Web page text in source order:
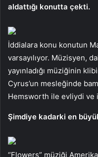
aldattığı konutta çekti.
İddialara konu konutun
varsayılıyor. Müzisyen,
yayınladığı müziğinin
Cyrus’un mesleğinde
Hemsworth ile evliydi ve
Şimdiye kadarki en
“Flowers” müziği